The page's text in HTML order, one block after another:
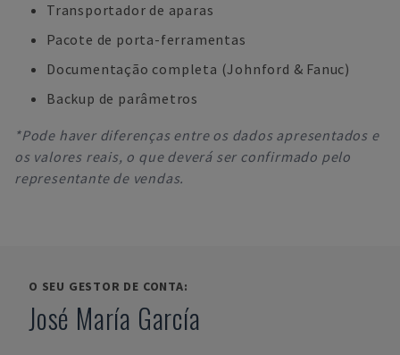
Transportador de aparas
Pacote de porta-ferramentas
Documentação completa (Johnford & Fanuc)
Backup de parâmetros
*Pode haver diferenças entre os dados apresentados e
os valores reais, o que deverá ser confirmado pelo
representante de vendas.
O SEU GESTOR DE CONTA:
José María García